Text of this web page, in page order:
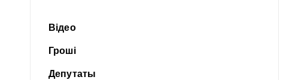
Відео
Гроші
Депутаты